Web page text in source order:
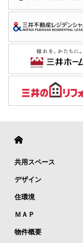
共用スペース
デザイン
住環境
ＭＡＰ
物件概要